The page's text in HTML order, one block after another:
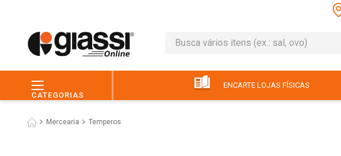
Busca vários itens (ex.: sal, ovo)
CATEGORIAS
ENCARTE LOJAS FÍSICAS
Mercearia Temperos
leite